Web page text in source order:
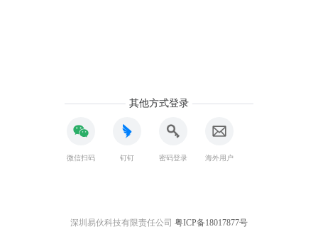
其他方式登录
微信扫码 钉钉 密码登录 海外用户
深圳易伙科技有限责任公司 粤ICP备18017877号